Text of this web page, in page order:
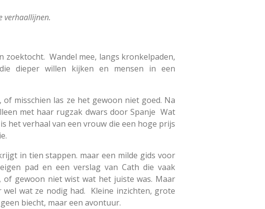
verhaallijnen.
zoektocht. Wandel mee, langs kronkelpaden,
dieper willen kijken en mensen in een
misschien las ze het gewoon niet goed. Na
met haar rugzak dwars door Spanje Wat
het verhaal van een vrouw die een hoge prijs
in tien stappen. maar een milde gids voor
pad en een verslag van Cath die vaak
of gewoon niet wist wat het juiste was. Maar
wat ze nodig had. Kleine inzichten, grote
biecht, maar een avontuur.